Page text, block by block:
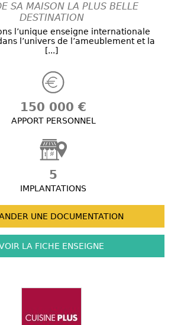
SA MAISON LA PLUS BELLE
DESTINATION
l’unique enseigne internationale
l’univers de l’ameublement et la
[...]
150 000 €
APPORT PERSONNEL
5
IMPLANTATIONS
UNE DOCUMENTATION
LA FICHE ENSEIGNE